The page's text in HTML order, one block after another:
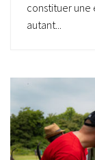
constituer
autant...